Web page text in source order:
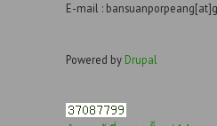
E-mail :
Powered by Drupal